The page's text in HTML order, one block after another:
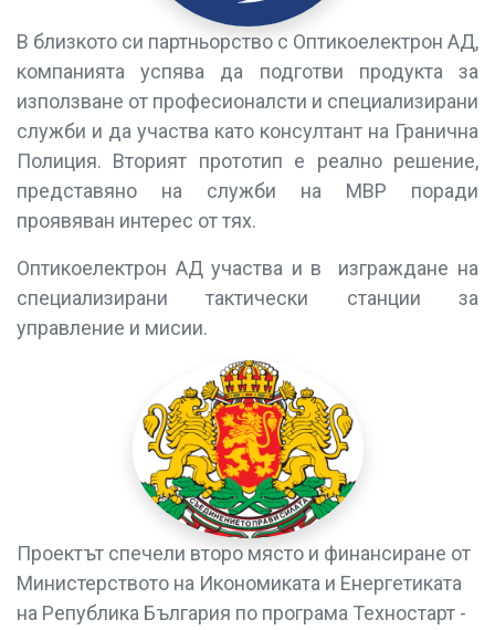
В близкото си партньорство с Оптикоелектрон АД,
компанията успява да подготви продукта за
използване от професионалсти и специализирани
служби и да участва като консултант на Гранична
Полиция. Вторият прототип е реално решение,
представяно на служби на МВР поради
проявяван интерес от тях.
Оптикоелектрон АД участва и в изграждане на
специализирани тактически станции за
управление и мисии.
Проектът спечели второ място и финансиране от
Министерството на Икономиката и Енергетиката
на Република България по програма Техностарт -